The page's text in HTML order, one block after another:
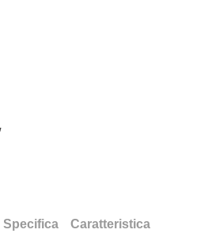
Specifica Caratteristica